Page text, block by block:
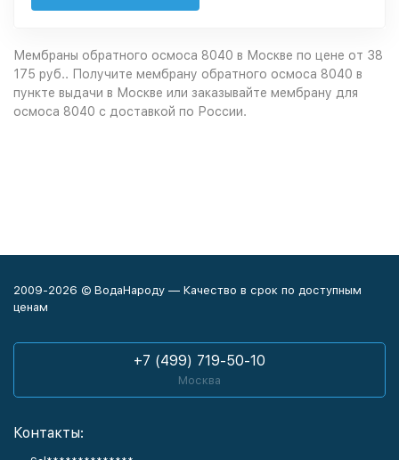
Мембраны обратного осмоса 8040 в Москве по цене от 38
175 руб.. Получите мембрану обратного осмоса 8040 в
пункте выдачи в Москве или заказывайте мембрану для
осмоса 8040 с доставкой по России.
2009-2026 © ВодаНароду — Качество в срок по доступным
ценам
+7 (499) 719-50-10
Москва
Контакты: